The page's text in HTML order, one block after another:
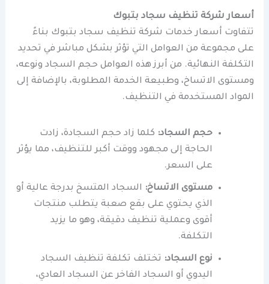
أسعار شركة تنظيف سجاد بتبوك
تتفاوت أسعار خدمات شركة تنظيف سجاد بتبوك بناءً
على مجموعة من العوامل التي تؤثر بشكل مباشر في تحديد
التكلفة النهائية. من أبرز هذه العوامل حجم السجاد ونوعه،
ومستوى الاتساخ، وطبيعة الخدمة المطلوبة، بالإضافة إلى
المواد المستخدمة في التنظيف.
حجم السجاد: كلما زاد حجم السجادة، زادت
الحاجة إلى مجهود ووقت أكبر للتنظيف، مما يؤثر
على السعر.
مستوى الاتساخ: السجاد المتسخ بدرجة عالية أو
الذي يحتوي على بقع صعبة يتطلب منتجات
أقوى وعملية تنظيف دقيقة، وهو ما يزيد
التكلفة.
نوع السجاد: تختلف تكلفة تنظيف السجاد
اليدوي أو السجاد الفاخر عن السجاد العادي،